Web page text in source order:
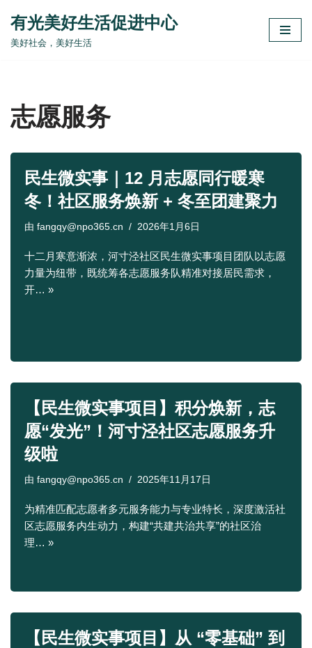
跳
有光美好生活促进中心
美好社会，美好生活
志愿服务
民生微实事｜12 月志愿同行暖寒
冬！社区服务焕新 + 冬至团建聚力
由 fangqy@npo365.cn 2026年1月6日
十二月寒意渐浓，河寸泾社区民生微实事项目团队以志愿
力量为纽带，既统筹各志愿服务队精准对接居民需求，
开… »
【民生微实事项目】积分焕新，志
愿“发光”！河寸泾社区志愿服务升
级啦
由 fangqy@npo365.cn 2025年11月17日
为精准匹配志愿者多元服务能力与专业特长，深度激活社
区志愿服务内生动力，构建“共建共治共享”的社区治
理… »
【民生微实事项目】从 “零基础” 到